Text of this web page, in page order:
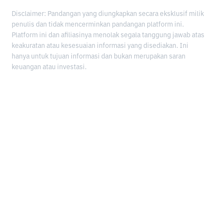
Disclaimer: Pandangan yang diungkapkan secara eksklusif milik
penulis dan tidak mencerminkan pandangan platform ini.
Platform ini dan afiliasinya menolak segala tanggung jawab atas
keakuratan atau kesesuaian informasi yang disediakan. Ini
hanya untuk tujuan informasi dan bukan merupakan saran
keuangan atau investasi.